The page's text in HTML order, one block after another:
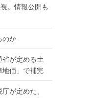
。情報公開も
のか
省が定める土
地価」で補完
が定めた、